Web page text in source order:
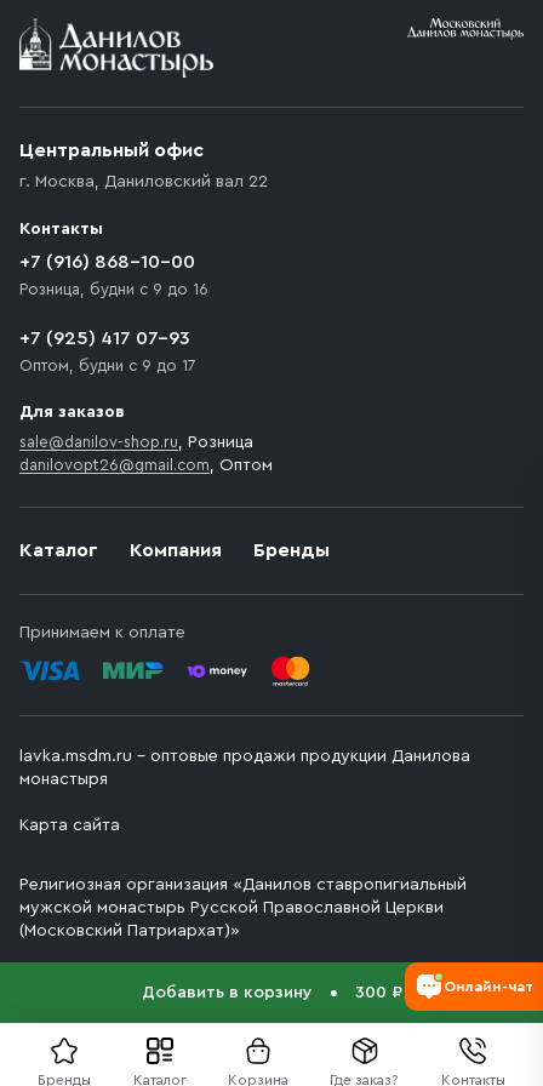
Бренды Каталог Корзина Где заказ? Контакты
Добавить в корзину 300 ₽
Условия доставки
возникают препятствия для подъезда автомобиля,
которое максимально близко к месту запланированной
движения. Если на территории места назначения
доставки предусмотрен платный въезд, то Покупателю
необходимо компенсировать стоимость въезда
Каталог Компания Бренды
Принимаем к оплате
Центральный офис
г. Москва, Даниловский вал 22
Контакты
+7 (916) 868-10-00
Розница, будни с 9 до 16
+7 (925) 417 07-93
Оптом, будни с 9 до 17
Для заказов
sale@danilov-shop.ru, Розница
danilovopt26@gmail.com, Оптом
lavka.msdm.ru – оптовые продажи продукции Данилова
монастыря
Карта сайта
Религиозная организация «Данилов ставропигиальный
мужской монастырь Русской Православной Церкви
(Московский Патриархат)»
Онлайн-чат